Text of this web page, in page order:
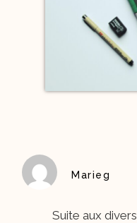
Marieg
Suite aux